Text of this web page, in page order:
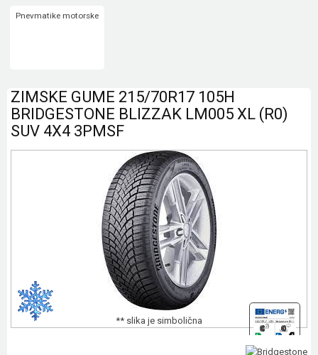
Pnevmatike motorske
ZIMSKE GUME 215/70R17 105H
BRIDGESTONE BLIZZAK LM005 XL (R0)
SUV 4X4 3PMSF
** slika je simbolična